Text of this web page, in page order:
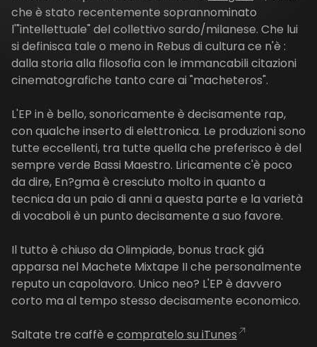
che è stato recentemente soprannominato
l'"intellettuale" del collettivo sardo/milanese. Che lui
si definisca tale o meno in Rebus di cultura ce n'è :
dalla storia alla filosofia con le immancabili citazioni
cinematografiche tanto care ai "macheteros".
L'EP in è bello, sonoricamente è decisamente rap,
con qualche inserto di elettronica. Le produzioni sono
tutte eccellenti, tra tutte quella che preferisco è del
sempre verde Bassi Maestro. Liricamente c'è poco
da dire, En?gma è cresciuto molto in quanto a
tecnica da un paio di anni a questa parte e la varietà
di vocaboli è un punto decisamente a suo favore.
Il tutto è chiuso da Olimpiade, bonus track giá
apparsa nel Machete Mixtape II che personalmente
reputo un capolavoro. Unico neo? L'EP è davvero
corto ma al tempo stesso decisamente economico.
Saltate tre caffè e compratelo su iTunes